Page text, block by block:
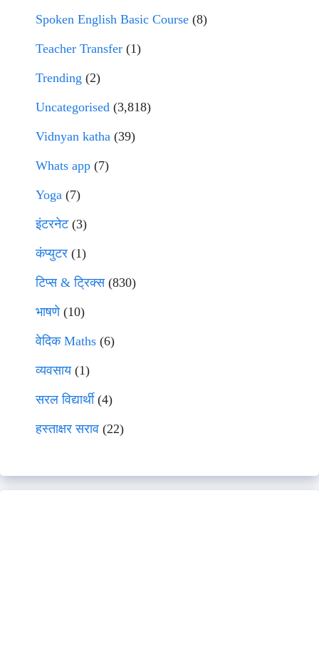
Spoken English Basic Course (8)
Teacher Transfer (1)
Trending (2)
Uncategorised (3,818)
Vidnyan katha (39)
Whats app (7)
Yoga (7)
इंटरनेट(3)
कंप्युटर (1)
टिप्स & ट्रिक्स(830)
भाषणे(10)
वेदिक Maths (6)
व्यवसाय(1)
सरल विद्यार्थी(4)
हस्ताक्षर सराव (22)